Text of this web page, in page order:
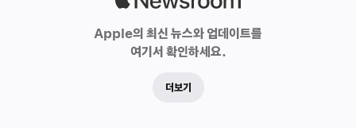
Apple의 최신 뉴스와 업데이트를
여기서 확인하세요.
더보기